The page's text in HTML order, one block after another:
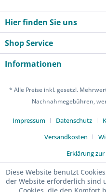
Hier finden Sie uns
Shop Service
Informationen
* Alle Preise inkl. gesetzl.
Nachnahmegebühren,
Impressum Datenschutz
Versandkosten
Erklärung
Diese Website benutzt
der Website erforderlich sind